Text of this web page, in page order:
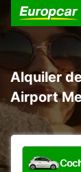
Alquiler
Airport
¿Qué tipo